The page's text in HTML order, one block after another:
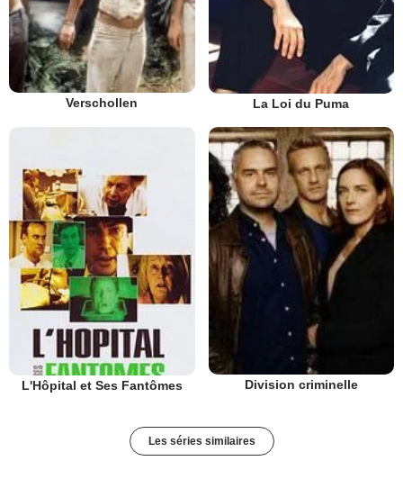
Verschollen La Loi du Puma
L'Hôpital et Ses Fantômes Division criminelle
Les séries similaires